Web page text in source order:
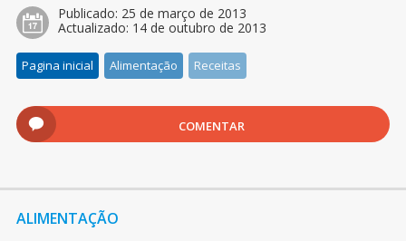
Publicado: 25 de março de 2013
Actualizado: 14 de outubro de 2013
Pagina inicial Alimentação Receitas
COMENTAR
ALIMENTAÇÃO